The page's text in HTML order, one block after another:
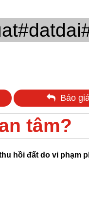
Báo
tâm?
hồi đất do vi phạm